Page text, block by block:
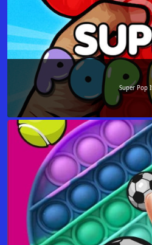
Super Pop